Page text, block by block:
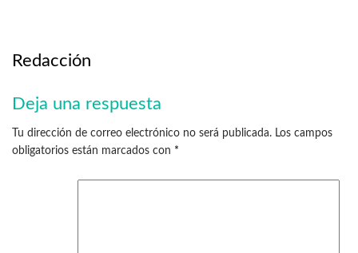
Redacción
Deja una respuesta
Tu dirección de correo electrónico no será publicada. Los campos
obligatorios están marcados con *